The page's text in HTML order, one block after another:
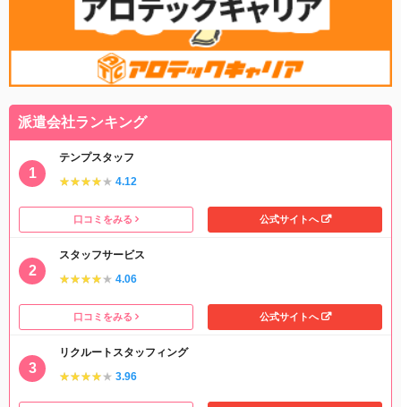
派遣会社ランキング
テンプスタッフ
★★★★★
★★★★★ 4.12
口コミをみる 公式サイトへ
スタッフサービス
★★★★★
★★★★★ 4.06
口コミをみる 公式サイトへ
リクルートスタッフィング
★★★★★
★★★★★ 3.96